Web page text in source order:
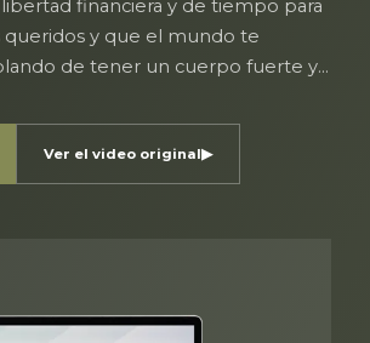
financiera y de tiempo para
queridos y que el mundo te
de tener un cuerpo fuerte y…
Ver el video original▶